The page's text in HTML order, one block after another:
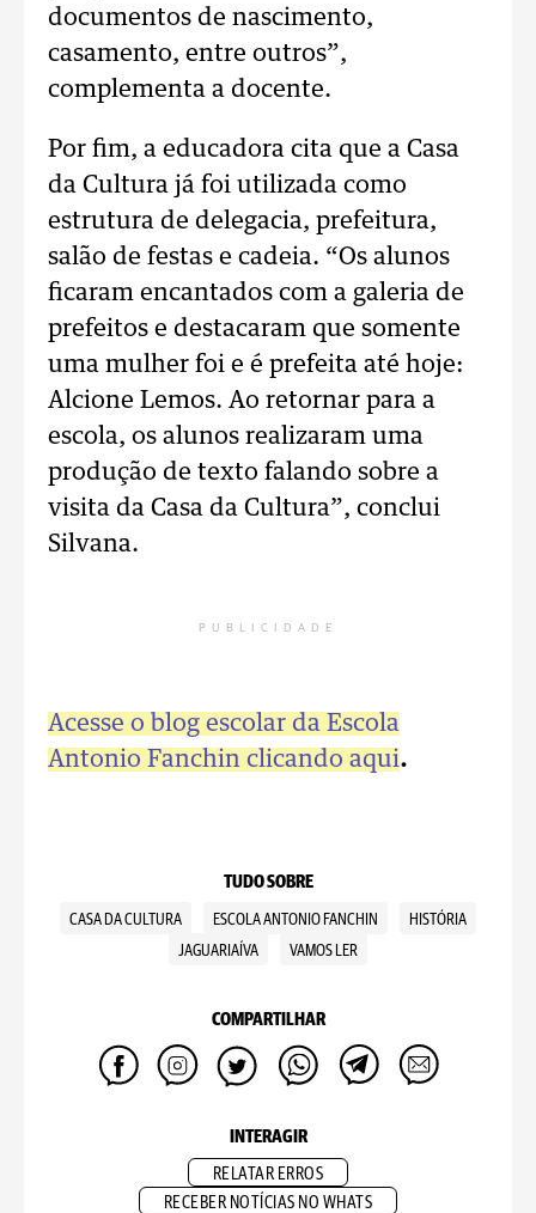
documentos de nascimento,
casamento, entre outros”,
complementa a docente.
Por fim, a educadora cita que a Casa
da Cultura já foi utilizada como
estrutura de delegacia, prefeitura,
salão de festas e cadeia. “Os alunos
ficaram encantados com a galeria de
prefeitos e destacaram que somente
uma mulher foi e é prefeita até hoje:
Alcione Lemos. Ao retornar para a
escola, os alunos realizaram uma
produção de texto falando sobre a
visita da Casa da Cultura”, conclui
Silvana.
PUBLICIDADE
Acesse o blog escolar da Escola
Antonio Fanchin clicando aqui.
TUDO SOBRE
CASA DA CULTURA ESCOLA ANTONIO FANCHIN
HISTÓRIA
JAGUARIAÍVA
VAMOS LER
COMPARTILHAR
INTERAGIR
RELATAR ERROS
RECEBER NOTÍCIAS NO WHATS